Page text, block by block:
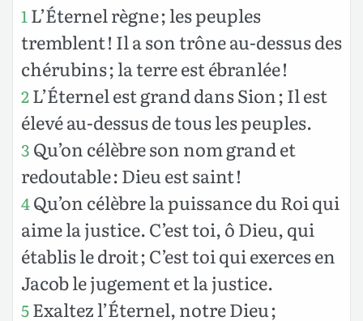
1 L’Éternel règne ; les peuples
tremblent ! Il a son trône au-dessus des
chérubins ; la terre est ébranlée !
2L’Éternel est grand dans Sion ; Il est
élevé au-dessus de tous les peuples.
3 Qu’on célèbre son nom grand et
redoutable : Dieu est saint !
4Qu’on célèbre la puissance du Roi qui
aime la justice. C’est toi, ô Dieu, qui
établis le droit ; C’est toi qui exerces en
Jacob le jugement et la justice.
5Exaltez l’Éternel, notre Dieu ;